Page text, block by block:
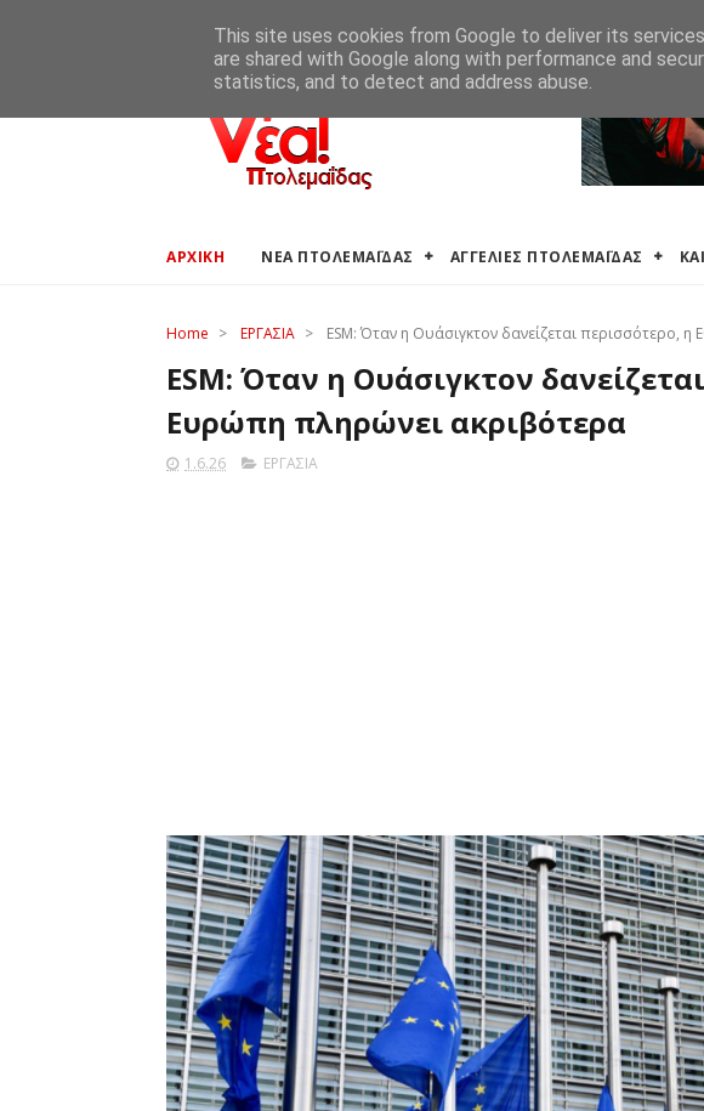
ΑΓΓΕΛΙΕΣ ΠΤΟΛΕΜΑΪΔΑΣ
ΑΡΧΙΚΗ ΝΕΑ ΠΤΟΛΕΜΑΪΔΑΣ ΑΓΓΕΛΙΕΣ ΠΤΟΛΕΜΑΪΔΑΣ
Home > ΕΡΓΑΣΙΑ > ESM: Όταν η Ουάσιγκτον δανείζεται περισσότερο,
ESM: Όταν η Ουάσιγκτον
Ευρώπη πληρώνει ακριβότερα
1.6.26 ΕΡΓΑΣΙΑ
This site uses cookies from Google to deliver its
are shared with Google along with performance and
statistics, and to detect and address abuse.